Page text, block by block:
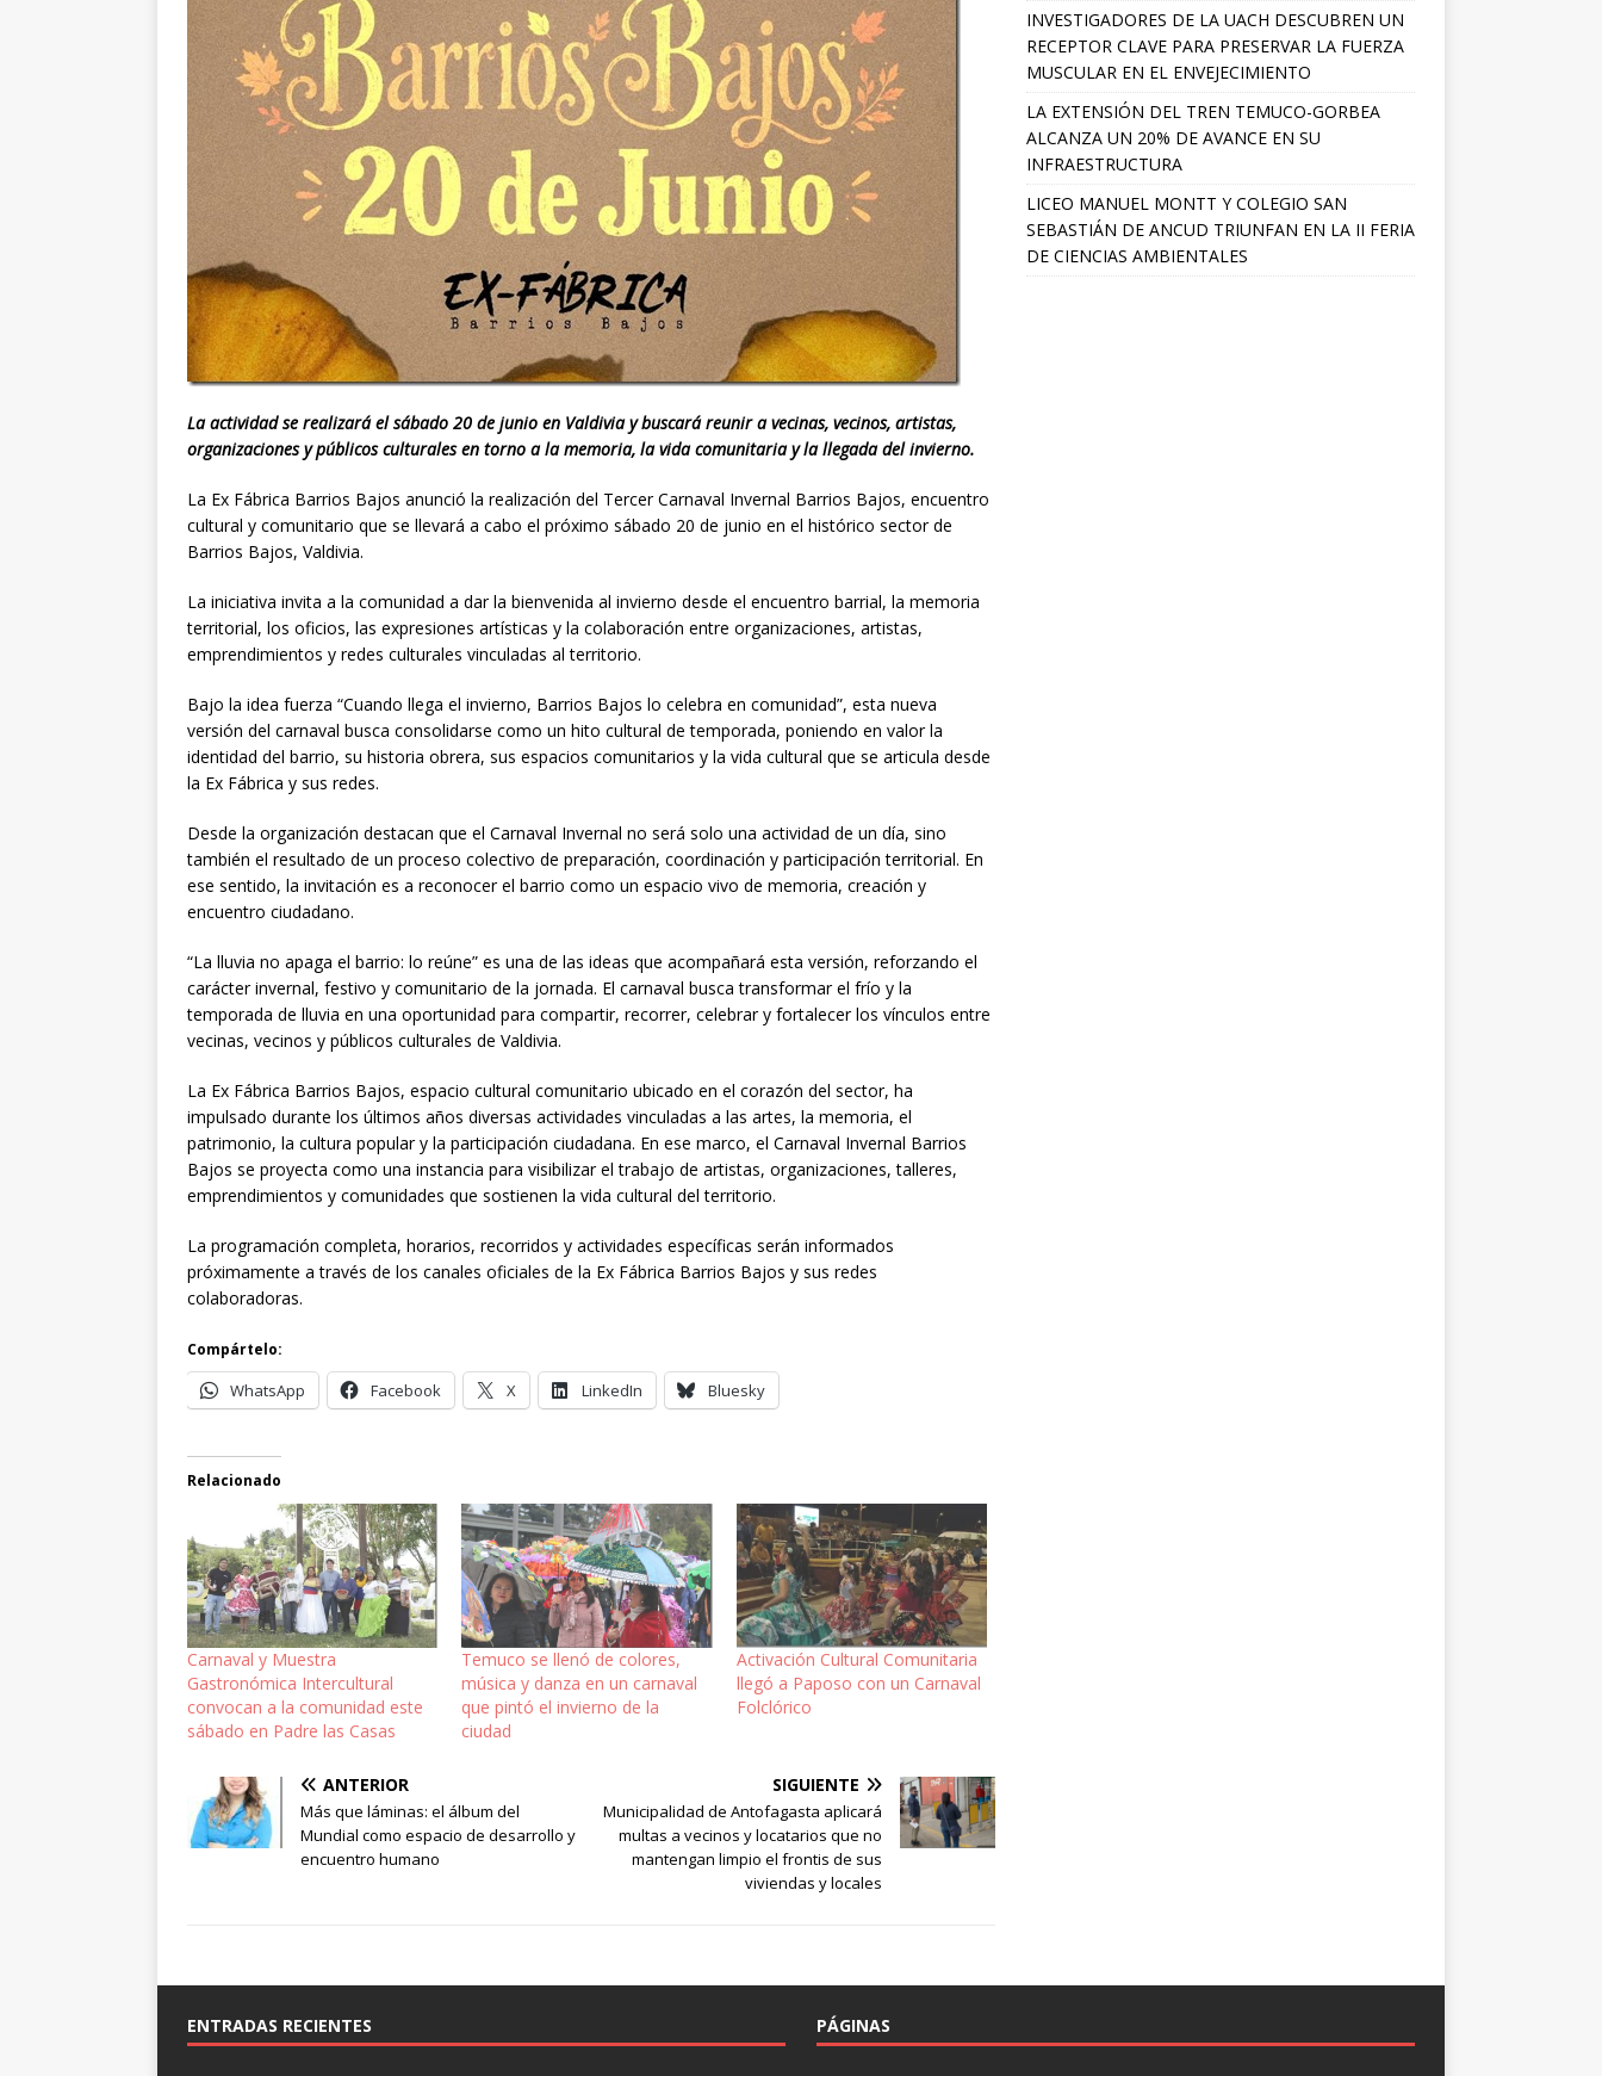
La actividad se realizará el sábado 20 de junio en Valdivia y buscará reunir a vecinas, vecinos, artistas,
organizaciones y públicos culturales en torno a la memoria, la vida comunitaria y la llegada del invierno.
La Ex Fábrica Barrios Bajos anunció la realización del Tercer Carnaval Invernal Barrios Bajos, encuentro
cultural y comunitario que se llevará a cabo el próximo sábado 20 de junio en el histórico sector de
Barrios Bajos, Valdivia.
La iniciativa invita a la comunidad a dar la bienvenida al invierno desde el encuentro barrial, la memoria
territorial, los oficios, las expresiones artísticas y la colaboración entre organizaciones, artistas,
emprendimientos y redes culturales vinculadas al territorio.
Bajo la idea fuerza “Cuando llega el invierno, Barrios Bajos lo celebra en comunidad”, esta nueva
versión del carnaval busca consolidarse como un hito cultural de temporada, poniendo en valor la
identidad del barrio, su historia obrera, sus espacios comunitarios y la vida cultural que se articula desde
la Ex Fábrica y sus redes.
Desde la organización destacan que el Carnaval Invernal no será solo una actividad de un día, sino
también el resultado de un proceso colectivo de preparación, coordinación y participación territorial. En
ese sentido, la invitación es a reconocer el barrio como un espacio vivo de memoria, creación y
encuentro ciudadano.
“La lluvia no apaga el barrio: lo reúne” es una de las ideas que acompañará esta versión, reforzando el
carácter invernal, festivo y comunitario de la jornada. El carnaval busca transformar el frío y la
temporada de lluvia en una oportunidad para compartir, recorrer, celebrar y fortalecer los vínculos entre
vecinas, vecinos y públicos culturales de Valdivia.
La Ex Fábrica Barrios Bajos, espacio cultural comunitario ubicado en el corazón del sector, ha
impulsado durante los últimos años diversas actividades vinculadas a las artes, la memoria, el
patrimonio, la cultura popular y la participación ciudadana. En ese marco, el Carnaval Invernal Barrios
Bajos se proyecta como una instancia para visibilizar el trabajo de artistas, organizaciones, talleres,
emprendimientos y comunidades que sostienen la vida cultural del territorio.
La programación completa, horarios, recorridos y actividades específicas serán informados
próximamente a través de los canales oficiales de la Ex Fábrica Barrios Bajos y sus redes
colaboradoras.
Compártelo:
WhatsApp Facebook X LinkedIn Bluesky
Relacionado
Carnaval y Muestra
Gastronómica Intercultural
convocan a la comunidad este
sábado en Padre las Casas
Temuco se llenó de colores,
música y danza en un carnaval
que pintó el invierno de la
ciudad
Activación Cultural Comunitaria
llegó a Paposo con un Carnaval
Folclórico
ANTERIOR
Más que láminas: el álbum del
Mundial como espacio de desarrollo y
encuentro humano
SIGUIENTE
Municipalidad de Antofagasta aplicará
multas a vecinos y locatarios que no
mantengan limpio el frontis de sus
viviendas y locales
INVESTIGADORES DE LA UACH DESCUBREN UN
RECEPTOR CLAVE PARA PRESERVAR LA FUERZA
MUSCULAR EN EL ENVEJECIMIENTO
LA EXTENSIÓN DEL TREN TEMUCO-GORBEA
ALCANZA UN 20% DE AVANCE EN SU
INFRAESTRUCTURA
LICEO MANUEL MONTT Y COLEGIO SAN
SEBASTIÁN DE ANCUD TRIUNFAN EN LA II FERIA
DE CIENCIAS AMBIENTALES
ENTRADAS RECIENTES PÁGINAS